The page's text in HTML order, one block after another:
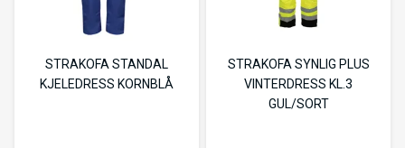
STRAKOFA STANDAL
KJELEDRESS KORNBLÅ
STRAKOFA SYNLIG PLUS
VINTERDRESS KL.3
GUL/SORT